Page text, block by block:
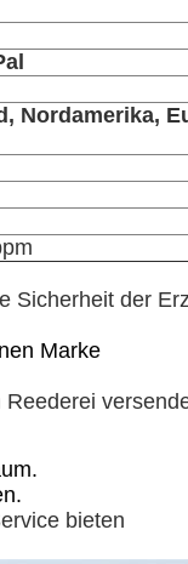
Nordamerika,
Sicherheit der
Marke
bieten